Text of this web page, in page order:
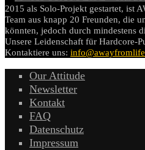
2015 als Solo-Projekt gestartet, ist
Team aus knapp 20 Freunden, die
könnten, jedoch durch mindestens
Unsere Leidenschaft für Hardcore-
Kontaktiere uns:
Our Attitude
Newsletter
Kontakt
FAQ
Datenschutz
Impressum